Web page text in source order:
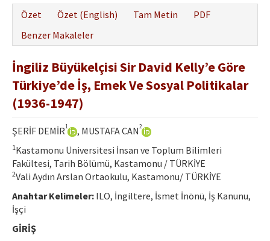
Yayın Politikası
Dergi Kurulları
Yayın İlkeleri
Yazar Rehberi
Hakem Rehberi
İletişim
Özet Özet (English) Tam Metin
PDF
Benzer Makaleler
İngiliz Büyükelçisi Sir David Kelly’e Göre
Türkiye’de İş, Emek Ve Sosyal Politikalar
(1936-1947)
ŞERİF DEMİR1 , MUSTAFA CAN2
1Kastamonu Üniversitesi İnsan ve Toplum Bilimleri
Fakültesi, Tarih Bölümü, Kastamonu / TÜRKİYE
2Vali Aydın Arslan Ortaokulu, Kastamonu/ TÜRKİYE
Anahtar Kelimeler: ILO, İngiltere, İsmet İnönü, İş Kanunu,
İşçi
GİRİŞ